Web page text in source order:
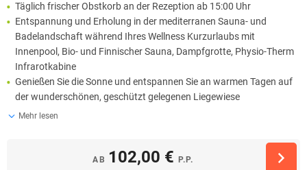
Täglich frischer Obstkorb an der Rezeption ab 15:00 Uhr
Entspannung und Erholung in der mediterranen Sauna- und
Badelandschaft während Ihres Wellness Kurzurlaubs mit
Innenpool, Bio- und Finnischer Sauna, Dampfgrotte, Physio-Therm
Infrarotkabine
Genießen Sie die Sonne und entspannen Sie an warmen Tagen auf
der wunderschönen, geschützt gelegenen Liegewiese
Mehr lesen
AB 102,00 € P.P.